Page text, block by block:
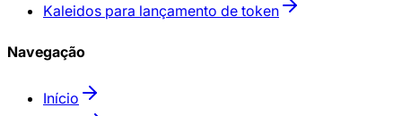
Kaleidos para lançamento de token
Navegação
Início